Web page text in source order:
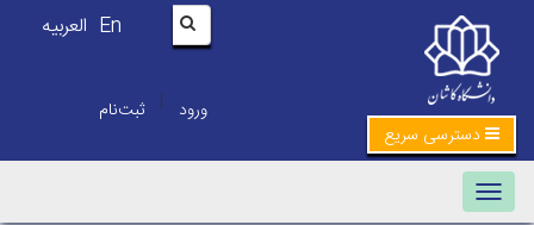
En العربیه
ورود | ثبت‌نام
دسترسی سریع
Toggle navigation